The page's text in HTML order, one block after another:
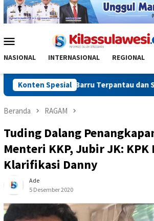
Mobile
NASIONAL INTERNASIONAL REGIONAL
Konten Spesial
di Barru Terpantau dan Sesuai
Beranda RAGAM
Tuding Dalang
Menteri KKP, Jubir JK: KPK
Klarifikasi Danny
Ade
5 Desember 2020